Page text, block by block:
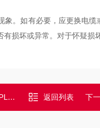
。如有必要，应更换电
损坏或异常。对于怀疑损
码 返回列表 下